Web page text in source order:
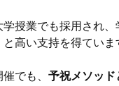
学授業でも採用され
高い支持を得ていま
でも、 予祝メソッド